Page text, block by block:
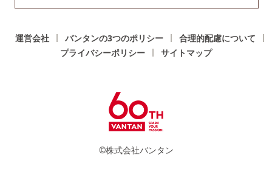
運営会社 バンタンの3つのポリシー
合理的配慮について
プライバシーポリシー
サイトマップ
©株式会社バンタン